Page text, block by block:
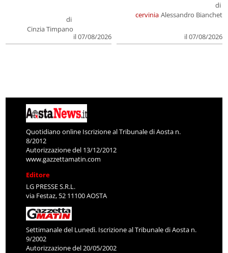
di
Cinzia Timpano
il 07/08/2026
cervinia
di
Alessandro Bianchet
il 07/08/2026
Quotidiano online Iscrizione al Tribunale di Aosta n.
8/2012
Autorizzazione del 13/12/2012
www.gazzettamatin.com
Editore
LG PRESSE S.R.L.
via Festaz, 52 11100 AOSTA
Settimanale del Lunedì. Iscrizione al Tribunale di Aosta n.
9/2002
Autorizzazione del 20/05/2002